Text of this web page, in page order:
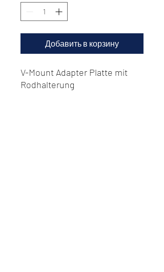
Добавить в корзину
V-Mount Adapter Platte mit
Rodhalterung